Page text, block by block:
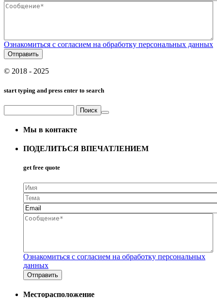
Сообщение*
Ознакомиться с согласием на обработку персональных данных
© 2018 - 2025
start typing and press enter to search
Мы в контакте
ПОДЕЛИТЬСЯ ВПЕЧАТЛЕНИЕМ
get free quote
Имя
Тема
Email
Сообщение
Ознакомиться с согласием на обработку персональных
данных
Месторасположение